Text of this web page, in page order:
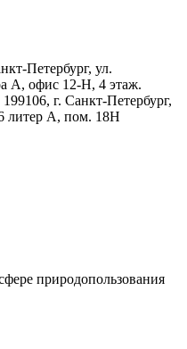
Петербург, ул.
А, офис 12-Н, 4 этаж.
г. Санкт-Петербург,
литер А, пом. 18Н
природопользования